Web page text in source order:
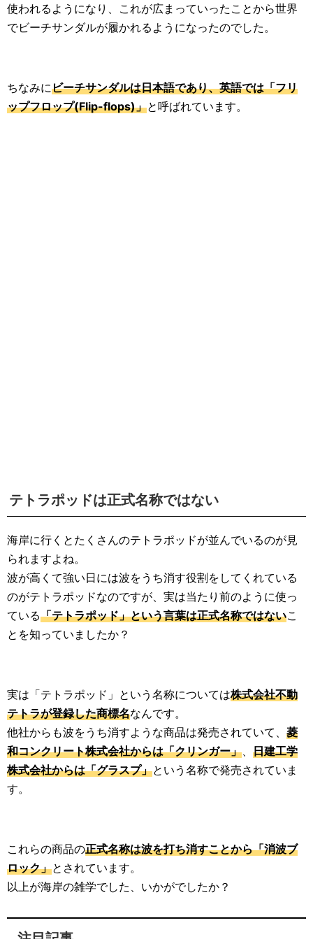
使われるようになり、これが広まっていったことから世界
でビーチサンダルが履かれるようになったのでした。
ちなみにビーチサンダルは日本語であり、英語では「フリ
ップフロップ(Flip-flops)」と呼ばれています。
テトラポッドは正式名称ではない
海岸に行くとたくさんのテトラポッドが並んでいるのが見
られますよね。
波が高くて強い日には波をうち消す役割をしてくれている
のがテトラポッドなのですが、実は当たり前のように使っ
ている「テトラポッド」という言葉は正式名称ではないこ
とを知っていましたか？
実は「テトラポッド」という名称については株式会社不動
テトラが登録した商標名なんです。
他社からも波をうち消すような商品は発売されていて、 菱
和コンクリート株式会社からは「クリンガー」、 日建工学
株式会社からは「グラスプ」という名称で発売されていま
す。
これらの商品の正式名称は波を打ち消すことから「消波ブ
ロック」とされています。
以上が海岸の雑学でした、いかがでしたか？